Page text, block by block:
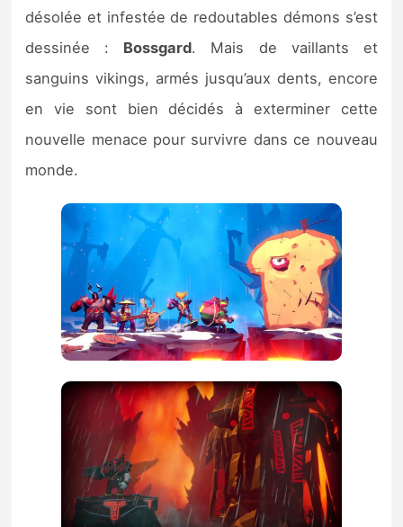
Bons plans
Guides
désolée et infestée de redoutables démons s’est
dessinée : Bossgard. Mais de vaillants et
sanguins vikings, armés jusqu’aux dents, encore
en vie sont bien décidés à exterminer cette
nouvelle menace pour survivre dans ce nouveau
monde.